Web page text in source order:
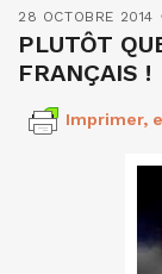
28 OCTOBRE 2014
PLUTÔT
FRANÇAIS !
Imprimer,